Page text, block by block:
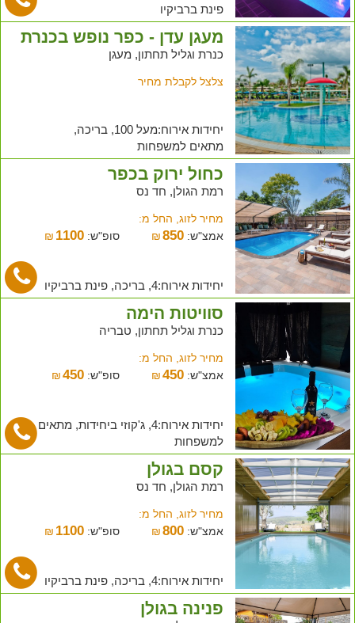
פינת ברביקיו
מעגן עדן - כפר נופש בכנרת
כנרת וגליל תחתון, מעגן
צלצל לקבלת מחיר
יחידות אירוח:מעל 100, בריכה,
מתאים למשפחות
כחול ירוק בכפר
רמת הגולן, חד נס
מחיר לזוג, החל מ:
אמצ"ש:
₪850 סופ"ש: ₪ 1100
יחידות אירוח:4, בריכה, פינת ברביקיו
סוויטות הימה
כנרת וגליל תחתון, טבריה
מחיר לזוג, החל מ:
אמצ"ש:
₪450 סופ"ש: ₪ 450
יחידות אירוח:4, ג'קוזי ביחידות, מתאים
למשפחות
קסם בגולן
רמת הגולן, חד נס
מחיר לזוג, החל מ:
אמצ"ש:
₪800 סופ"ש: ₪ 1100
יחידות אירוח:4, בריכה, פינת ברביקיו
פנינה בגולן